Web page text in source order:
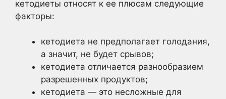
кетодиеты относят к ее плюсам следующие
факторы:
кетодиета не предполагает голодания,
а значит, не будет срывов;
кетодиета отличается разнообразием
разрешенных продуктов;
кетодиета — это несложные для